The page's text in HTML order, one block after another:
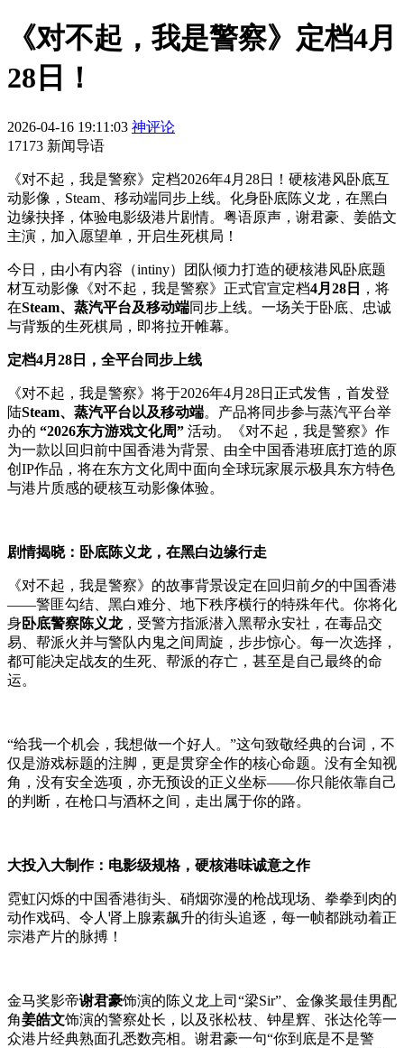
《对不起，我是警察》定档4月
28日！
2026-04-16 19:11:03 神评论
17173 新闻导语
《对不起，我是警察》定档2026年4月28日！硬核港风卧底互
动影像，Steam、移动端同步上线。化身卧底陈义龙，在黑白
边缘抉择，体验电影级港片剧情。粤语原声，谢君豪、姜皓文
主演，加入愿望单，开启生死棋局！
今日，由小有内容（intiny）团队倾力打造的硬核港风卧底题
材互动影像《对不起，我是警察》正式官宣定档4月28日
，将
在Steam、蒸汽平台及移动端同步上线。一场关于卧底、忠诚
与背叛的生死棋局，即将拉开帷幕。
定档4月28日，全平台同步上线
《对不起，我是警察》将于2026年4月28日正式发售，首发登
陆Steam、蒸汽平台以及移动端。产品将同步参与蒸汽平台举
办的 “2026东方游戏文化周” 活动。《对不起，我是警察》作
为一款以回归前中国香港为背景、由全中国香港班底打造的原
创IP作品，将在东方文化周中面向全球玩家展示极具东方特色
与港片质感的硬核互动影像体验。
剧情揭晓：卧底陈义龙，在黑白边缘行走
《对不起，我是警察》的故事背景设定在回归前夕的中国香港
——警匪勾结、黑白难分、地下秩序横行的特殊年代。你将化
身卧底警察陈义龙，受警方指派潜入黑帮永安社，在毒品交
易、帮派火并与警队内鬼之间周旋，步步惊心。每一次选择，
都可能决定战友的生死、帮派的存亡，甚至是自己最终的命
运。
“给我一个机会，我想做一个好人。”这句致敬经典的台词，不
仅是游戏标题的注脚，更是贯穿全作的核心命题。没有全知视
角，没有安全选项，亦无预设的正义坐标——你只能依靠自己
的判断，在枪口与酒杯之间，走出属于你的路。
大投入大制作：电影级规格，硬核港味诚意之作
霓虹闪烁的中国香港街头、硝烟弥漫的枪战现场、拳拳到肉的
动作戏码、令人肾上腺素飙升的街头追逐，每一帧都跳动着正
宗港产片的脉搏！
金马奖影帝谢君豪饰演的陈义龙上司“梁Sir”、金像奖最佳男配
角姜皓文饰演的警察处长，以及张松枝、钟星辉、张达伦等一
众港片经典熟面孔悉数亮相。谢君豪一句“你到底是不是警